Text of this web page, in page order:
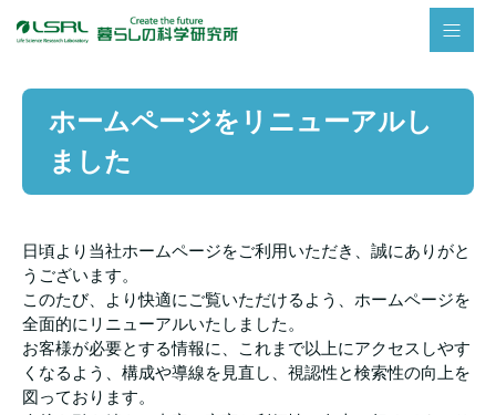
ホームページをリニューアルし
ました
日頃より当社ホームページをご利用いただき、誠にありがと
うございます。
このたび、より快適にご覧いただけるよう、ホームページを
全面的にリニューアルいたしました。
お客様が必要とする情報に、これまで以上にアクセスしやす
くなるよう、構成や導線を見直し、視認性と検索性の向上を
図っております。